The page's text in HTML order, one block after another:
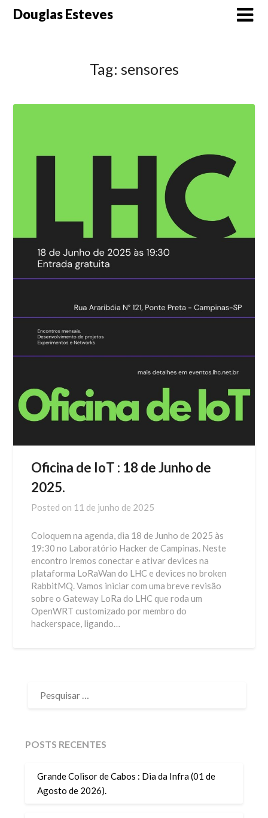
SkipDouglas Esteves
Tag: sensores
Oficina de IoT : 18 de Junho de
2025.
Posted on 11 de junho de 2025
Coloquem na agenda, dia 18 de Junho de 2025 às
19:30 no Laboratório Hacker de Campinas. Neste
encontro iremos conectar e ativar devices na
plataforma LoRaWan do LHC e devices no broken
RabbitMQ. Vamos iniciar com uma breve revisão
sobre o Gateway LoRa do LHC que roda um
OpenWRT customizado por membro do
hackerspace, ligando…
POR:
POSTS RECENTES
Grande Colisor de Cabos : Dia da Infra (01 de
Agosto de 2026).